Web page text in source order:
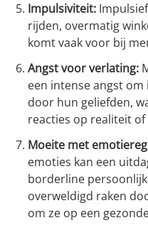
Impulsiviteit:
rijden, overmatig
komt vaak voor bij
Angst voor verlating:
een intense angst
door hun geliefden,
reacties op realiteit
Moeite met
emoties kan een
borderline
overweldigd raken
om ze op een